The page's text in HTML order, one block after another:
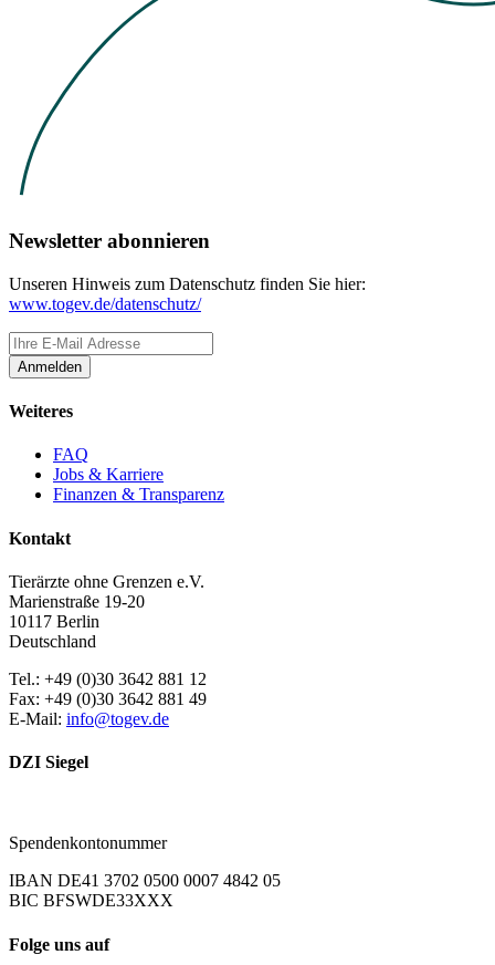
Newsletter abonnieren
Unseren Hinweis zum Datenschutz finden Sie hier:
www.togev.de/datenschutz/
Anmelden
Weiteres
FAQ
Jobs & Karriere
Finanzen & Transparenz
Kontakt
Tierärzte ohne Grenzen e.V.
Marienstraße 19-20
10117 Berlin
Deutschland
Tel.: +49 (0)30 3642 881 12
Fax: +49 (0)30 3642 881 49
E-Mail: info@togev.de
DZI Siegel
Spendenkontonummer
IBAN DE41 3702 0500 0007 4842 05
BIC BFSWDE33XXX
Folge uns auf